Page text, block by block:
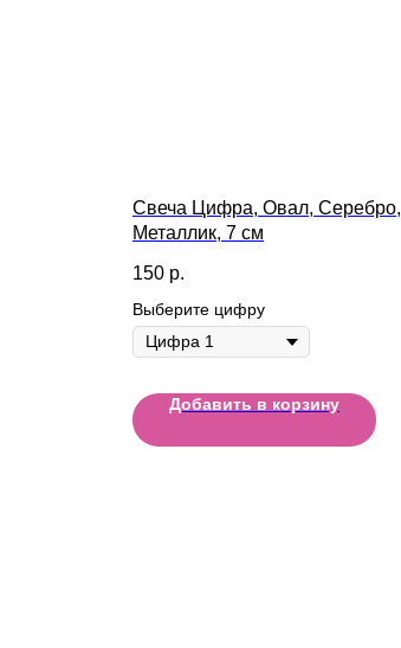
Свеча Цифра, Овал, Серебро,
Металлик, 7 см
150 р.
Выберите цифру
Добавить в корзину